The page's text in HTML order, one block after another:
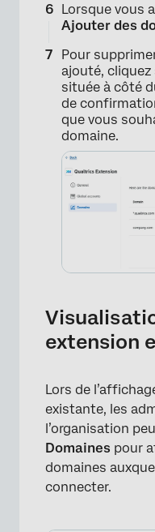
Lorsque vous
Ajouter des
Pour
ajouté, cliquez
située à côté
de
que vous
domaine.
extension
Lors de
existante, les
l’organisation
Domaines pour
domaines
connecter.